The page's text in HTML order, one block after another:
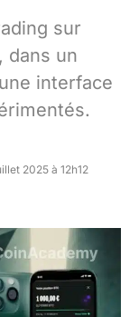
sur
dans un
interface
2025 à 12h12